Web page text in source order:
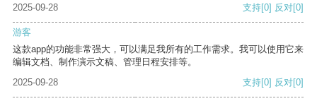
2025-09-28 支持[0] 反对[0]
游客
这款app的功能非常强大，可以满足我所有的工作需求。我可以使用它来
编辑文档、制作演示文稿、管理日程安排等。
2025-09-28
支持[0] 反对[0]